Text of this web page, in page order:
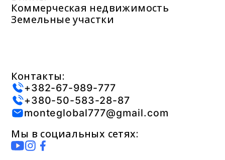
Коммерческая недвижимость
Земельные участки
Контакты:
+382-67-989-777
+380-50-583-28-87
monteglobal777@gmail.com
Мы в социальных сетях: